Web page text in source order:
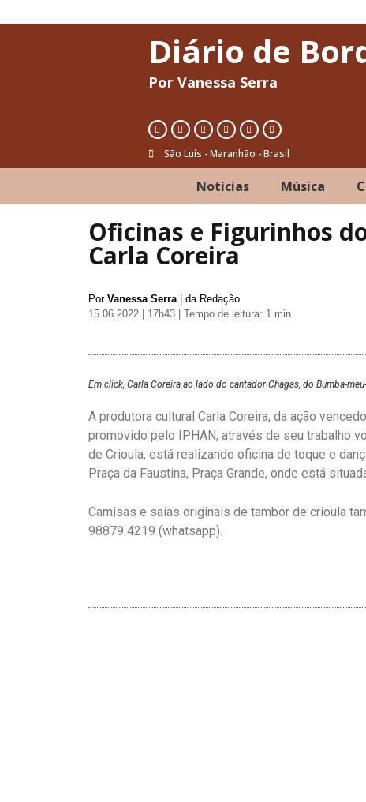
Diário de
Por Vanessa Serra
São Luís - Maranhão - Brasil
Notícias Música
Oficinas e Figurinhos
Carla Coreira
Por Vanessa Serra| da Redação
15.06.2022 | 17h43
| Tempo de leitura: 1 min
Em click, Carla Coreira ao lado do cantador Chagas, do Bumba-
A produtora cultural Carla Coreira, da ação
promovido pelo IPHAN, através de seu trabalho
de Crioula, está realizando oficina de toque e
Praça da Faustina, Praça Grande, onde está
Camisas e saias originais de tambor de crioula
98879 4219 (whatsapp).